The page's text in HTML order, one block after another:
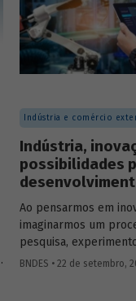
carbono.
Indústria e comércio
Indústria,
possibilidades
Ao pensarmos em
imaginarmos um
pesquisa,
entanto, o processo
BNDES • 22 de setembro,